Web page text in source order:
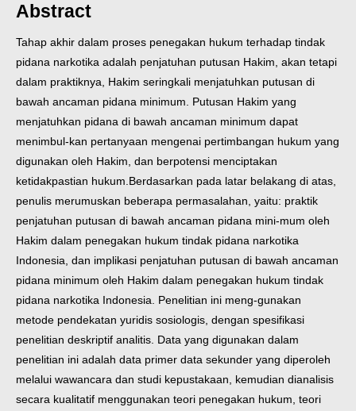
Abstract
Tahap akhir dalam proses penegakan hukum terhadap tindak
pidana narkotika adalah penjatuhan putusan Hakim, akan tetapi
dalam praktiknya, Hakim seringkali menjatuhkan putusan di
bawah ancaman pidana minimum. Putusan Hakim yang
menjatuhkan pidana di bawah ancaman minimum dapat
menimbul-kan pertanyaan mengenai pertimbangan hukum yang
digunakan oleh Hakim, dan berpotensi menciptakan
ketidakpastian hukum.Berdasarkan pada latar belakang di atas,
penulis merumuskan beberapa permasalahan, yaitu: praktik
penjatuhan putusan di bawah ancaman pidana mini-mum oleh
Hakim dalam penegakan hukum tindak pidana narkotika
Indonesia, dan implikasi penjatuhan putusan di bawah ancaman
pidana minimum oleh Hakim dalam penegakan hukum tindak
pidana narkotika Indonesia. Penelitian ini meng-gunakan
metode pendekatan yuridis sosiologis, dengan spesifikasi
penelitian deskriptif analitis. Data yang digunakan dalam
penelitian ini adalah data primer data sekunder yang diperoleh
melalui wawancara dan studi kepustakaan, kemudian dianalisis
secara kualitatif menggunakan teori penegakan hukum, teori